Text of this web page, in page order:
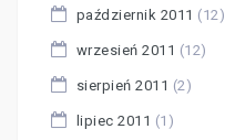
październik 2011 (12)
wrzesień 2011 (12)
sierpień 2011 (2)
lipiec 2011 (1)